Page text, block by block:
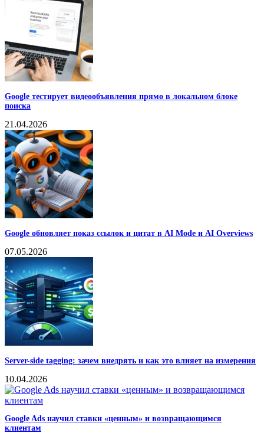
Google тестирует видеообъявления прямо в локальном блоке
поиска
21.04.2026
Google обновляет показ ссылок и цитат в AI Mode и AI Overviews
07.05.2026
Server-side tagging: зачем внедрять и как это влияет на измерения
10.04.2026
Google Ads научил ставки «ценным» и возвращающимся
клиентам